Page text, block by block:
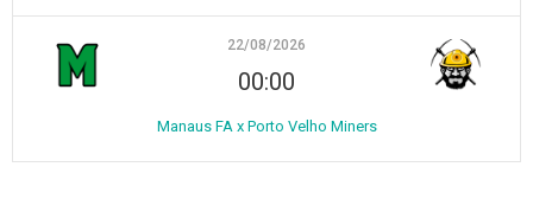
22/08/2026
00:00
Manaus FA x Porto Velho Miners